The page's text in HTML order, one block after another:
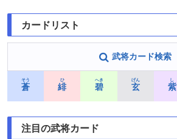
カードリスト
武将カード検索
蒼
そう
緋
ひ
碧
へき
玄
げん
紫
し
注目の武将カード